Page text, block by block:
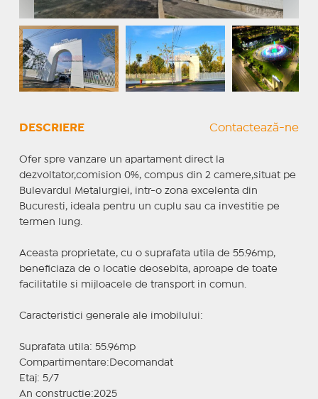
DESCRIERE Contactează-ne
Ofer spre vanzare un apartament direct la
dezvoltator,comision 0%, compus din 2 camere,situat pe
Bulevardul Metalurgiei, intr-o zona excelenta din
Bucuresti, ideala pentru un cuplu sau ca investitie pe
termen lung.
Aceasta proprietate, cu o suprafata utila de 55.96mp,
beneficiaza de o locatie deosebita, aproape de toate
facilitatile si mijloacele de transport in comun.
Caracteristici generale ale imobilului:
Suprafata utila: 55.96mp
Compartimentare:Decomandat
Etaj: 5/7
An constructie:2025